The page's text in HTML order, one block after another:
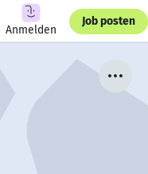
Anmelden
Job posten